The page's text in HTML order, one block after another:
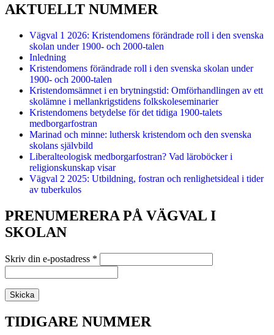
AKTUELLT NUMMER
Vägval 1 2026: Kristendomens förändrade roll i den svenska
skolan under 1900- och 2000-talen
Inledning
Kristendomens förändrade roll i den svenska skolan under
1900- och 2000-talen
Kristendomsämnet i en brytningstid: Omförhandlingen av ett
skolämne i mellankrigstidens folkskoleseminarier
Kristendomens betydelse för det tidiga 1900-talets
medborgarfostran
Marinad och minne: luthersk kristendom och den svenska
skolans självbild
Liberalteologisk medborgarfostran? Vad läroböcker i
religionskunskap visar
Vägval 2 2025: Utbildning, fostran och renlighetsideal i tider
av tuberkulos
PRENUMERERA PÅ VÄGVAL I
SKOLAN
Skriv din e-postadress *
TIDIGARE NUMMER